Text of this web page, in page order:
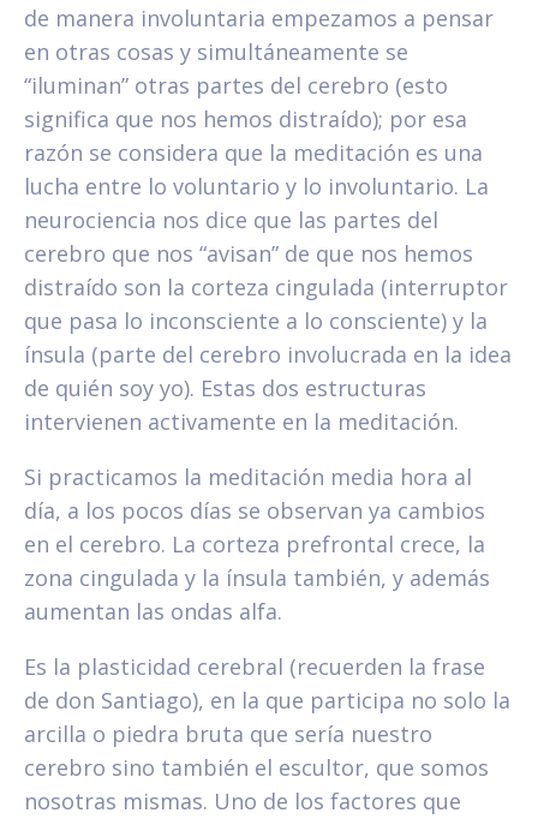
de manera involuntaria empezamos a pensar
en otras cosas y simultáneamente se
“iluminan” otras partes del cerebro (esto
significa que nos hemos distraído); por esa
razón se considera que la meditación es una
lucha entre lo voluntario y lo involuntario. La
neurociencia nos dice que las partes del
cerebro que nos “avisan” de que nos hemos
distraído son la corteza cingulada (interruptor
que pasa lo inconsciente a lo consciente) y la
ínsula (parte del cerebro involucrada en la idea
de quién soy yo). Estas dos estructuras
intervienen activamente en la meditación.
Si practicamos la meditación media hora al
día, a los pocos días se observan ya cambios
en el cerebro. La corteza prefrontal crece, la
zona cingulada y la ínsula también, y además
aumentan las ondas alfa.
Es la plasticidad cerebral (recuerden la frase
de don Santiago), en la que participa no solo la
arcilla o piedra bruta que sería nuestro
cerebro sino también el escultor, que somos
nosotras mismas. Uno de los factores que